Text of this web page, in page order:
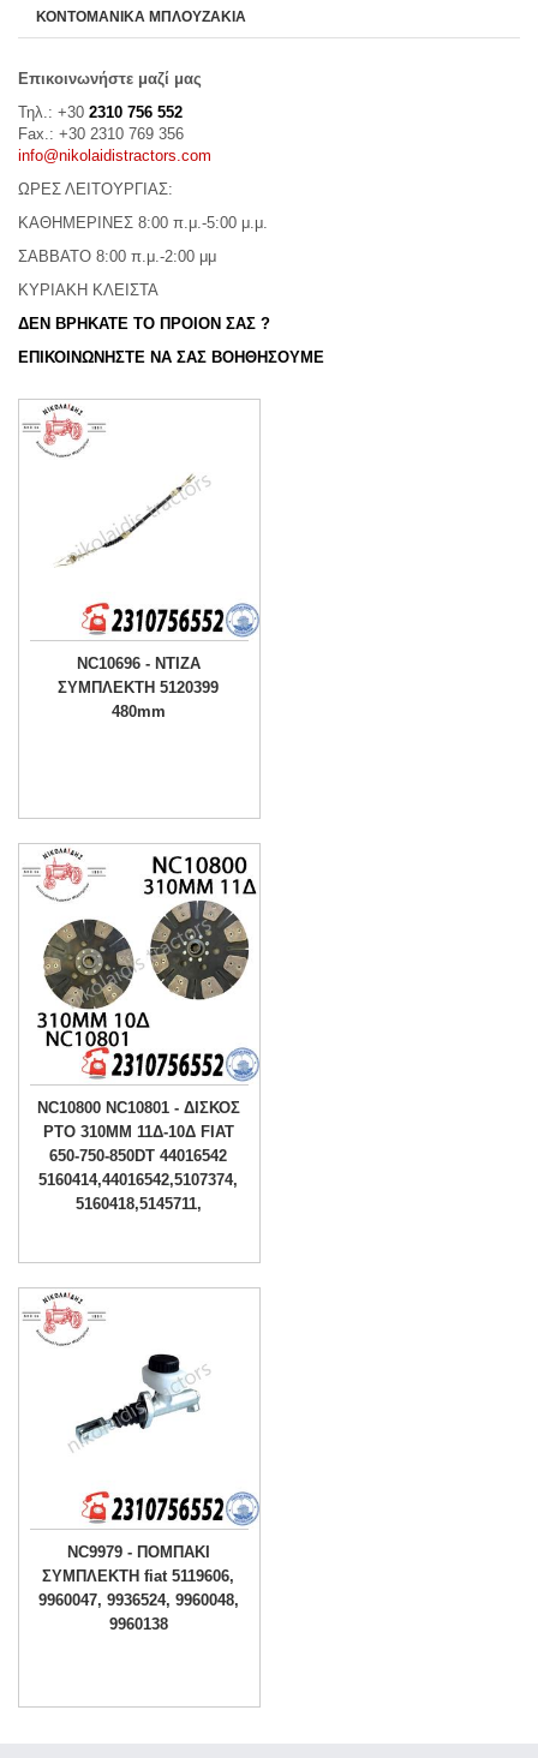
ΚΟΝΤΟΜΑΝΙΚΑ ΜΠΛΟΥΖΑΚΙΑ
Επικοινωνήστε μαζί μας
Τηλ.: +30 2310 756 552
Fax.: +30 2310 769 356
info@nikolaidistractors.com
ΩΡΕΣ ΛΕΙΤΟΥΡΓΙΑΣ:
ΚΑΘΗΜΕΡΙΝΕΣ 8:00 π.μ.-5:00 μ.μ.
ΣΑΒΒΑΤΟ 8:00 π.μ.-2:00 μμ
ΚΥΡΙΑΚΗ ΚΛΕΙΣΤΑ
ΔΕΝ ΒΡΗΚΑΤΕ ΤΟ ΠΡΟΙΟΝ ΣΑΣ ?
ΕΠΙΚΟΙΝΩΝΗΣΤΕ ΝΑ ΣΑΣ ΒΟΗΘΗΣΟΥΜΕ
NC10696 - ΝΤΙΖΑ
ΣΥΜΠΛΕΚΤΗ 5120399
480mm
NC10800 NC10801 - ΔΙΣΚΟΣ
PTO 310MM 11Δ-10Δ FIAT
650-750-850DT 44016542
5160414,44016542,5107374,
5160418,5145711,
NC9979 - ΠΟΜΠΑΚΙ
ΣΥΜΠΛΕΚΤΗ fiat 5119606,
9960047, 9936524, 9960048,
9960138